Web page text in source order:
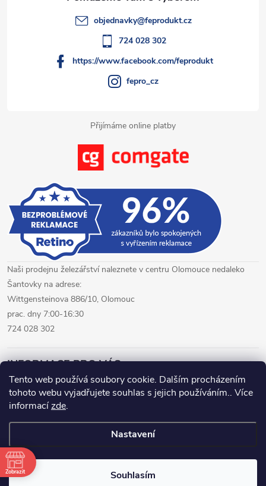
Tento web používá soubory cookie. Dalším procházením
tohoto webu vyjadřujete souhlas s jejich používáním.. Více
informacízde.
Nastavení
Souhlasím
Přijímáme online platby
objednavky@feprodukt.cz
724 028 302
https://www.facebook.com/feprodukt
fepro_cz
Naši prodejnu železářství naleznete v centru Olomouce nedaleko
Šantovky na adrese:
Wittgensteinova 886/10, Olomouc
prac. dny 7:00-16:30
724 028 302
INFORMACE PRO VÁS
železářství Olomouc
CNC pálení plechů Olomouc
Copyright 2026www.fepro.cz. Všechna práva vyhrazena.
Zobrazit